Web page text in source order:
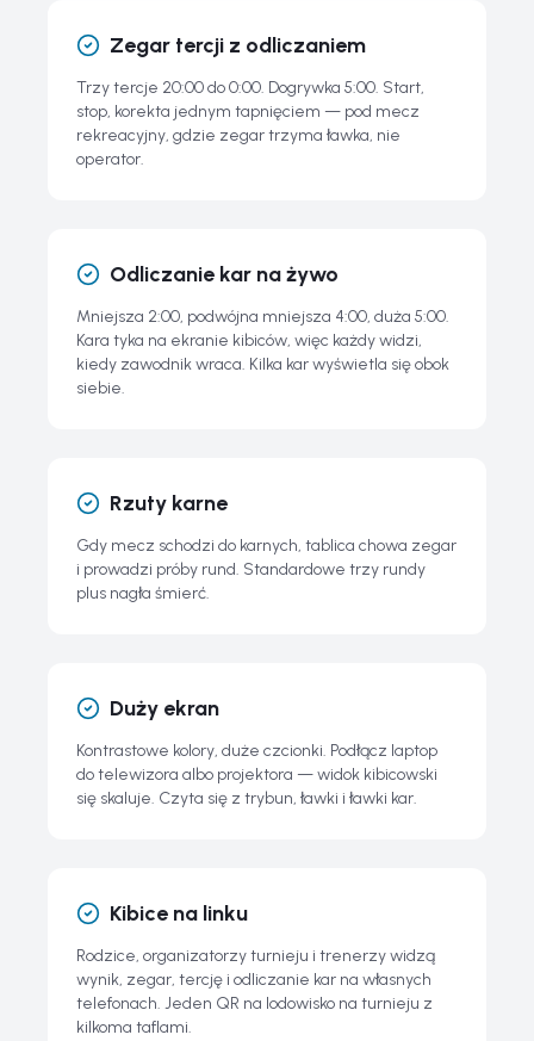
Zegar tercji z odliczaniem
Trzy tercje 20:00 do 0:00. Dogrywka 5:00. Start,
stop, korekta jednym tapnięciem — pod mecz
rekreacyjny, gdzie zegar trzyma ławka, nie
operator.
Odliczanie kar na żywo
Mniejsza 2:00, podwójna mniejsza 4:00, duża 5:00.
Kara tyka na ekranie kibiców, więc każdy widzi,
kiedy zawodnik wraca. Kilka kar wyświetla się obok
siebie.
Rzuty karne
Gdy mecz schodzi do karnych, tablica chowa zegar
i prowadzi próby rund. Standardowe trzy rundy
plus nagła śmierć.
Duży ekran
Kontrastowe kolory, duże czcionki. Podłącz laptop
do telewizora albo projektora — widok kibicowski
się skaluje. Czyta się z trybun, ławki i ławki kar.
Kibice na linku
Rodzice, organizatorzy turnieju i trenerzy widzą
wynik, zegar, tercję i odliczanie kar na własnych
telefonach. Jeden QR na lodowisko na turnieju z
kilkoma taflami.